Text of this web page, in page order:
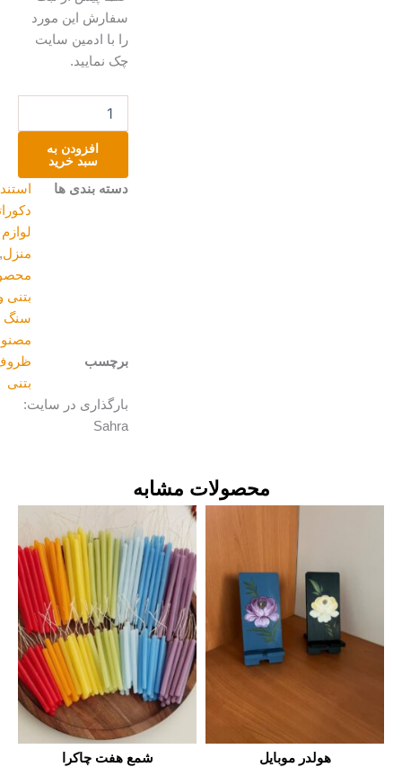
سفارش این مورد
را با ادمین سایت
چک نمایید.
جواهرات
افزودن به
سبد خرید
دسته بندی ها
استند,
دکوراتیو و
لوازم
منزل,
محصولات
بتنی و
سنگ
مصنوعی
برچسب
ظروف
بارگذاری در سایت:
Sahra
محصولات مشابه
هولدر موبایل شمع هفت چاکرا